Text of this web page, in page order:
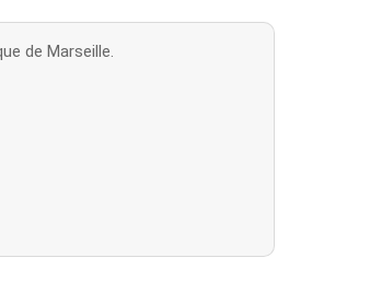
de Marseille.